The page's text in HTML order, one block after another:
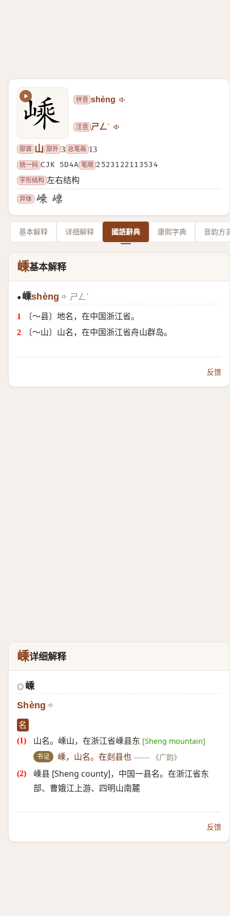
拼音 shèng
注音 ㄕㄥˋ
部首 山 部外 3 总笔画 13
统一码 CJK 5D4A 笔顺 2523122113534
字形结构 左右结构
异体
基本解释 详细解释 國語辭典 康熙字典 音韵方
嵊基本解释
● 嵊shèng ㄕㄥˋ
〔～县〕地名，在中国浙江省。
〔～山〕山名，在中国浙江省舟山群岛。
反馈
嵊详细解释
◎ 嵊
Shèng
名
山名。嵊山，在浙江省嵊县东 [Sheng mountain]
书证 嵊，山名。在剡县也 —— 《广韵》
嵊县 [Sheng county]，中国一县名。在浙江省东
部、曹娥江上游、四明山南麓
反馈